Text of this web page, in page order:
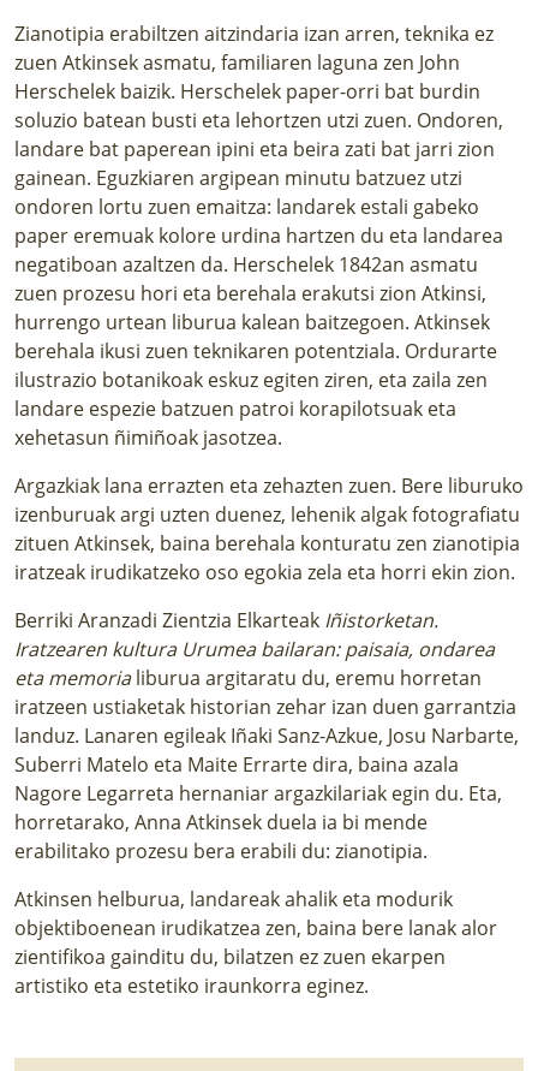
Zianotipia erabiltzen aitzindaria izan arren, teknika ez
zuen Atkinsek asmatu, familiaren laguna zen John
Herschelek baizik. Herschelek paper-orri bat burdin
soluzio batean busti eta lehortzen utzi zuen. Ondoren,
landare bat paperean ipini eta beira zati bat jarri zion
gainean. Eguzkiaren argipean minutu batzuez utzi
ondoren lortu zuen emaitza: landarek estali gabeko
paper eremuak kolore urdina hartzen du eta landarea
negatiboan azaltzen da. Herschelek 1842an asmatu
zuen prozesu hori eta berehala erakutsi zion Atkinsi,
hurrengo urtean liburua kalean baitzegoen. Atkinsek
berehala ikusi zuen teknikaren potentziala. Ordurarte
ilustrazio botanikoak eskuz egiten ziren, eta zaila zen
landare espezie batzuen patroi korapilotsuak eta
xehetasun ñimiñoak jasotzea.
Argazkiak lana errazten eta zehazten zuen. Bere liburuko
izenburuak argi uzten duenez, lehenik algak fotografiatu
zituen Atkinsek, baina berehala konturatu zen zianotipia
iratzeak irudikatzeko oso egokia zela eta horri ekin zion.
Berriki Aranzadi Zientzia Elkarteak Iñistorketan.
Iratzearen kultura Urumea bailaran: paisaia, ondarea
eta memorialiburua argitaratu du, eremu horretan
iratzeen ustiaketak historian zehar izan duen garrantzia
landuz. Lanaren egileak Iñaki Sanz-Azkue, Josu Narbarte,
Suberri Matelo eta Maite Errarte dira, baina azala
Nagore Legarreta hernaniar argazkilariak egin du. Eta,
horretarako, Anna Atkinsek duela ia bi mende
erabilitako prozesu bera erabili du: zianotipia.
Atkinsen helburua, landareak ahalik eta modurik
objektiboenean irudikatzea zen, baina bere lanak alor
zientifikoa gainditu du, bilatzen ez zuen ekarpen
artistiko eta estetiko iraunkorra eginez.